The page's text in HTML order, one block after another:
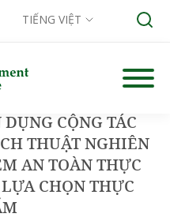
TIẾNG VIỆT
CỘNG TÁC
THUẬT NGHIÊN
AN TOÀN THỰC
CHỌN THỰC